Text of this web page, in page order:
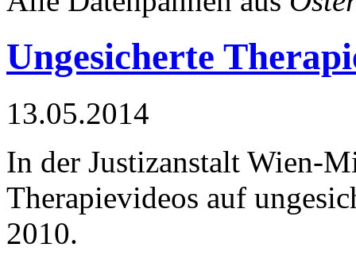
Ungesicherte
13.05.2014
In der Justizanstalt Wien-
Therapievideos auf
2010.